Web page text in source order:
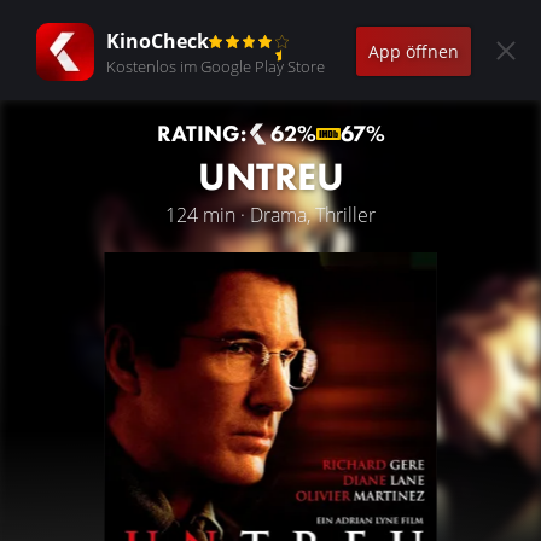
KinoCheck
Kostenlos im Google Play Store
App öffnen
RATING: 62% 67%
UNTREU
124 min · Drama, Thriller